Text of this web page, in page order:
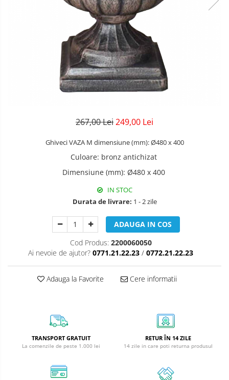
267,00 Lei249,00 Lei
Ghiveci VAZA M dimensiune (mm): Ø480 x 400
Culoare: bronz antichizat
Dimensiune (mm): Ø480 x 400
IN STOC
Durata de livrare: 1 - 2 zile
ADAUGA IN COS
Cod Produs: 2200060050
Ai nevoie de ajutor? 0771.21.22.23 / 0772.21.22.23
Adauga la Favorite Cere informatii
TRANSPORT GRATUIT
La comenzile de peste 1.000 lei
RETUR ÎN 14 ZILE
14 zile in care poti returna produsul